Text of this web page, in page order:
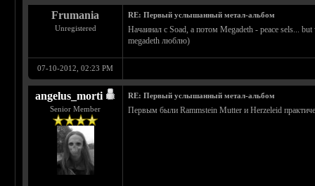
Frumania
Unregistered
RE: Первый услышанный метал-альбом
Начаинал с Soad, а потом Megadeth - peace sels...
megadeth люблю)
07-10-2012, 02:23 PM
angelus_morti
Senior Member
RE: Первый услышанный метал-альбом
Первым были Rammstein Mutter и Herzeleid